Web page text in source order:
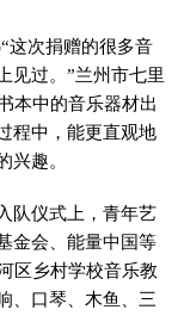
这次捐赠的很多音
见过。”兰州市七里
本中的音乐器材出
程中，能更直观地
兴趣。
仪式上，青年艺
金会、能量中国等
区乡村学校音乐教
、口琴、木鱼、三